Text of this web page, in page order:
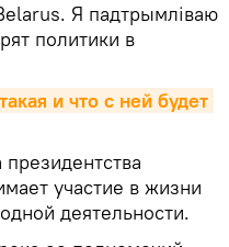
Я падтрымлiваю
политики в
и что с ней будет
участие в жизни
деятельности.